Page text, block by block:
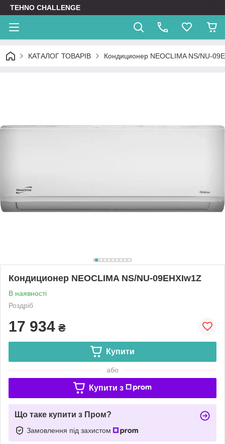
TEHNO CHALLENGE
КАТАЛОГ ТОВАРІВ Кондиционер NEOCLIMA NS/NU-
Кондиционер NEOCLIMA NS/NU-09EHXIw1Z
В наявності
Роздріб
17 934 ₴
Купити
або
Купити з
Що таке купити з Пром?
Замовлення під захистом